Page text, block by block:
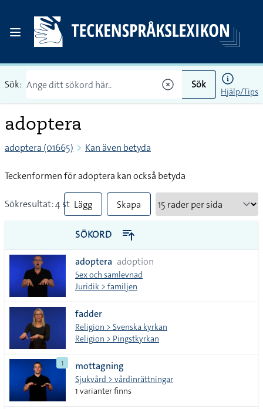
Sök: Sök
Hjälp/Tips
adoptera
adoptera (01665) Kan även betyda
Teckenformen för adoptera kan också betyda
Sökresultat: 4 st Lägg
till
alla i
lista
Skapa
PDF
SÖKORD
adoptera adoption
Sex och samlevnad
Juridik > familjen
fadder
Religion > Svenska kyrkan
Religion > Pingstkyrkan
1 mottagning
Sjukvård > vårdinrättningar
1 varianter finns